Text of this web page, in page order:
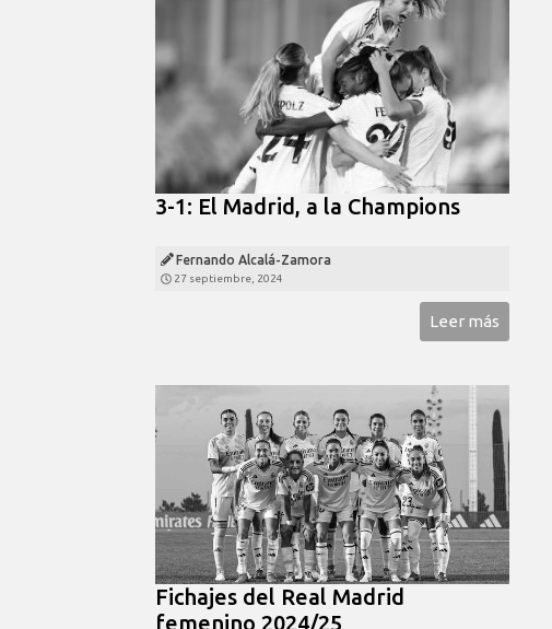
3-1: El Madrid, a la Champions
Fernando Alcalá-Zamora
27 septiembre, 2024
Leer más
Fichajes del Real Madrid
femenino 2024/25